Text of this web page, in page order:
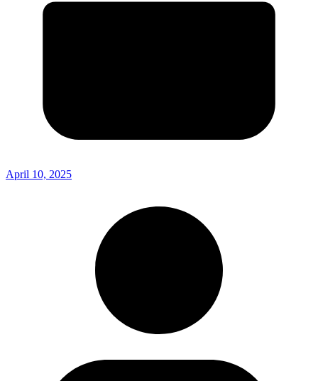
April 10, 2025